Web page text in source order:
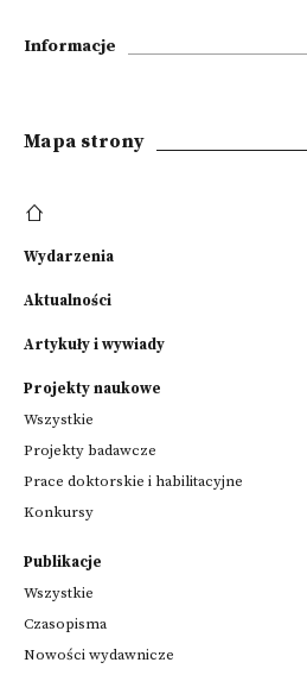
Informacje
Mapa strony
Wydarzenia
Aktualności
Artykuły i wywiady
Projekty naukowe
Wszystkie
Projekty badawcze
Prace doktorskie i habilitacyjne
Konkursy
Publikacje
Wszystkie
Czasopisma
Nowości wydawnicze